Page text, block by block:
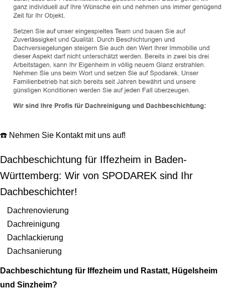
☎️ Nehmen Sie Kontakt mit uns auf!
Dachbeschichtung für Iffezheim in Baden-
Württemberg: Wir von SPODAREK sind Ihr
Dachbeschichter!
Dachrenovierung
Dachreinigung
Dachlackierung
Dachsanierung
Dachbeschichtung für Iffezheim und Rastatt, Hügelsheim
und Sinzheim?